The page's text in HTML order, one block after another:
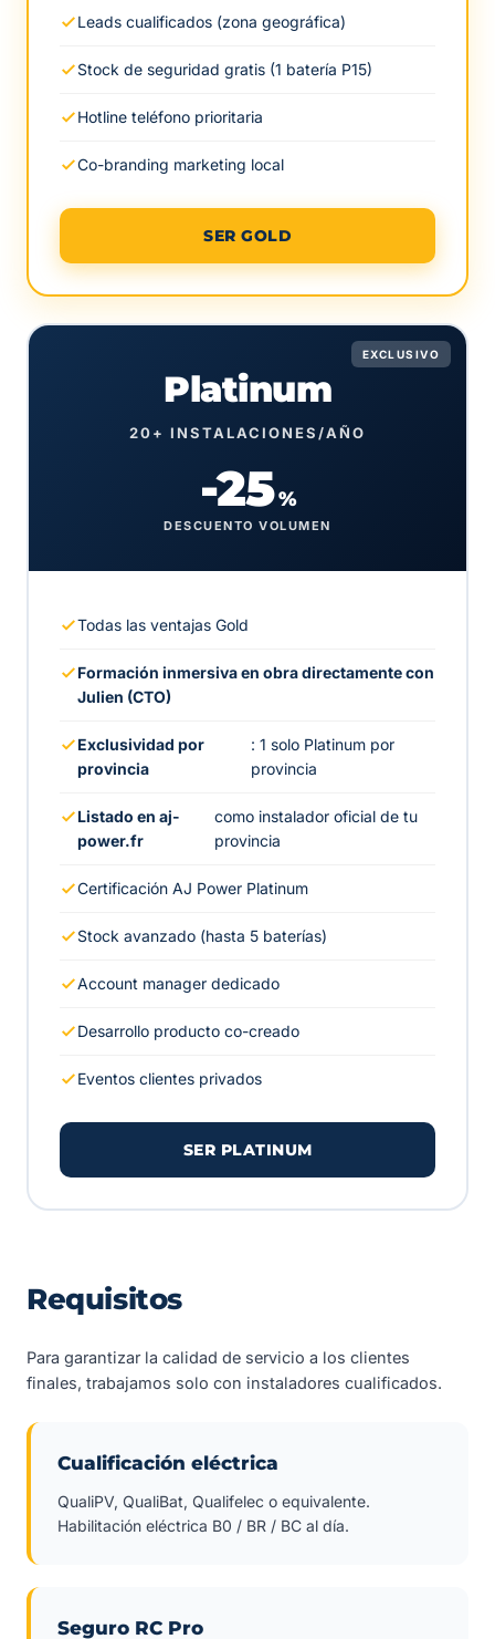
Leads cualificados (zona geográfica)
Stock de seguridad gratis (1 batería P15)
Hotline teléfono prioritaria
Co-branding marketing local
SER GOLD
EXCLUSIVO
Platinum
20+ INSTALACIONES/AÑO
-25%
DESCUENTO VOLUMEN
Todas las ventajas Gold
Formación inmersiva en obra directamente con
Julien (CTO)
Exclusividad por
provincia
: 1 solo Platinum por
provincia
Listado en aj-
power.fr
como instalador oficial de tu
provincia
Certificación AJ Power Platinum
Stock avanzado (hasta 5 baterías)
Account manager dedicado
Desarrollo producto co-creado
Eventos clientes privados
SER PLATINUM
Requisitos
Para garantizar la calidad de servicio a los clientes
finales, trabajamos solo con instaladores cualificados.
Cualificación eléctrica
QualiPV, QualiBat, Qualifelec o equivalente.
Habilitación eléctrica B0 / BR / BC al día.
Seguro RC Pro